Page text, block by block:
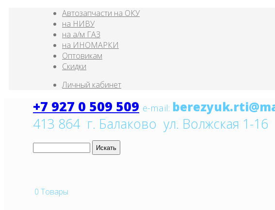
Автозапчасти на ОКУ
на НИВУ
на а/м ГАЗ
на ИНОМАРКИ
Оптовикам
Скидки
Личный кабинет
+7 927 0 509 509 e-mail:
413 864 г. Балаково ул. Волжская 1-16
0 Товары